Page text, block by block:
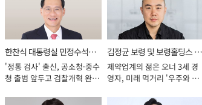
한찬식 대통령실 민정수석비
서관
'정통 검사' 출신, 공소청·중수
청 출범 앞두고 검찰개혁 완수
김정균 보령 및 보령홀딩스 대
표이사 사장
제약업계의 젊은 오너 3세 경
영자, 미래 먹거리 '우주와 헬